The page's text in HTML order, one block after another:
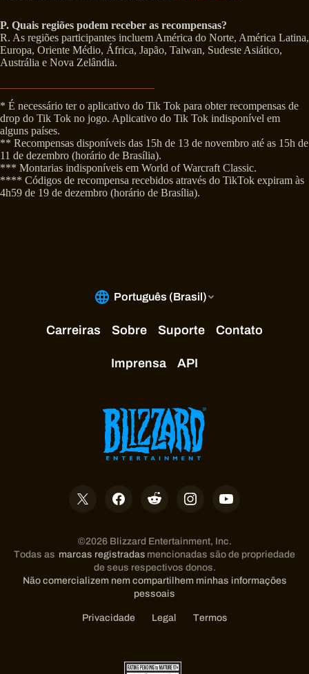
P. Quais regiões podem receber as recompensas?
R. As regiões participantes incluem América do Norte, América Latina,
Europa, Oriente Médio, África, Japão, Taiwan, Sudeste Asiático,
Austrália e Nova Zelândia.
* É necessário ter o aplicativo do Tik Tok para obter recompensas de
drop do Tik Tok no jogo. Aplicativo do Tik Tok indisponível em
alguns países.
** Recompensas disponíveis das 15h de 13 de novembro até as 15h de
11 de dezembro (horário de Brasília).
*** Montarias indisponíveis em World of Warcraft Classic.
**** Códigos de recompensa recebidos através do TikTok expiram às
4h59 de 19 de dezembro (horário de Brasília).